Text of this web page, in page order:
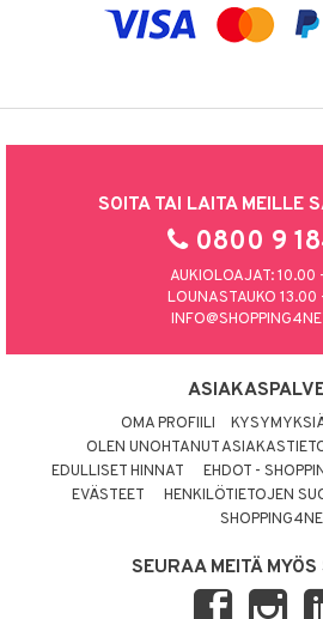
SOITA TAI LAITA MEILLE
0800 9
AUKIOLOAJAT: 10.00
LOUNASTAUKO 13.00
OMA PROFIILI
OLEN UNOHTANUT
EDULLISET HINNAT
EHDOT -
EVÄSTEET
HENKILÖTIETOJEN
SEURAA MEITÄ